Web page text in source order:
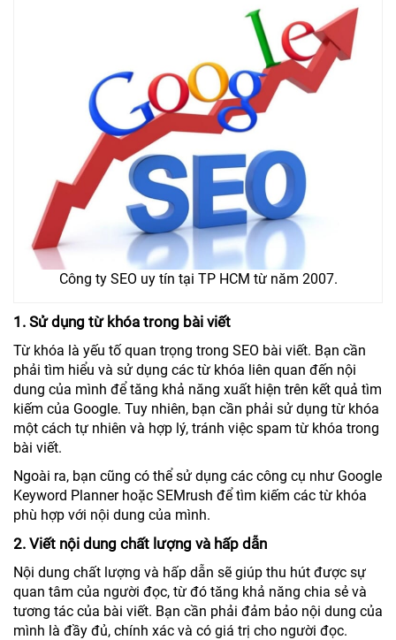
Công ty SEO uy tín tại TP HCM từ năm 2007.
1. Sử dụng từ khóa trong bài viết
Từ khóa là yếu tố quan trọng trong SEO bài viết. Bạn cần
phải tìm hiểu và sử dụng các từ khóa liên quan đến nội
dung của mình để tăng khả năng xuất hiện trên kết quả tìm
kiếm của Google. Tuy nhiên, bạn cần phải sử dụng từ khóa
một cách tự nhiên và hợp lý, tránh việc spam từ khóa trong
bài viết.
Ngoài ra, bạn cũng có thể sử dụng các công cụ như Google
Keyword Planner hoặc SEMrush để tìm kiếm các từ khóa
phù hợp với nội dung của mình.
2. Viết nội dung chất lượng và hấp dẫn
Nội dung chất lượng và hấp dẫn sẽ giúp thu hút được sự
quan tâm của người đọc, từ đó tăng khả năng chia sẻ và
tương tác của bài viết. Bạn cần phải đảm bảo nội dung của
mình là đầy đủ, chính xác và có giá trị cho người đọc.